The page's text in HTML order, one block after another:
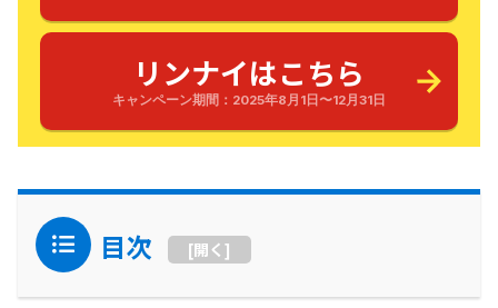
リンナイはこちら
キャンペーン期間：2025年8月1日〜12月31日
目次 [開く ]